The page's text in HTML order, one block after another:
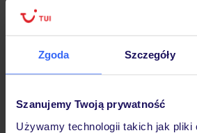
Zgoda Szczegóły
Szanujemy Twoją prywatność
Używamy technologii takich jak pliki
Lider niskich cen
Hotel